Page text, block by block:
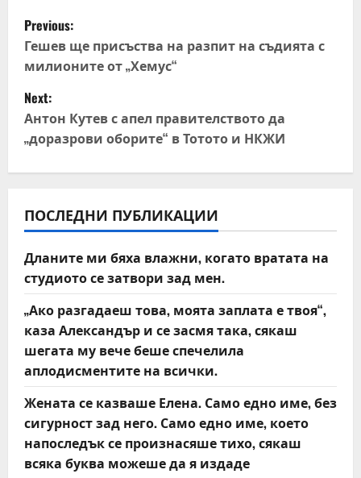
P
o
s
t
n
v
i
g
a
t
i
o
n
Previous:
Гешев ще присъства на разпит на съдията с
милионите от „Хемус“
Next:
Антон Кутев с апел правителството да
„доразрови оборите“ в Тотото и НКЖИ
ПОСЛЕДНИ ПУБЛИКАЦИИ
Дланите ми бяха влажни, когато вратата на
студиото се затвори зад мен.
„Ако разгадаеш това, моята заплата е твоя“,
каза Александър и се засмя така, сякаш
шегата му вече беше спечелила
аплодисментите на всички.
Жената се казваше Елена. Само едно име, без
сигурност зад него. Само едно име, което
напоследък се произнасяше тихо, сякаш
всяка буква можеше да я издаде